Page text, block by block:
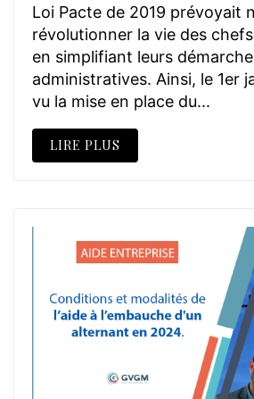
Loi Pacte de 2019 prévoyait
révolutionner la vie des chefs
en simplifiant leurs
administratives. Ainsi, le 1er
vu la mise en place du...
LIRE PLUS